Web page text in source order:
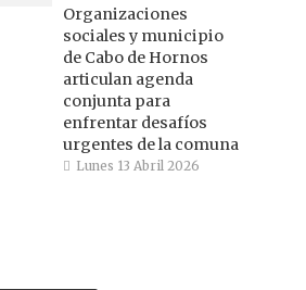
Organizaciones
sociales y municipio
de Cabo de Hornos
articulan agenda
conjunta para
enfrentar desafíos
urgentes de la comuna
Lunes 13 Abril 2026